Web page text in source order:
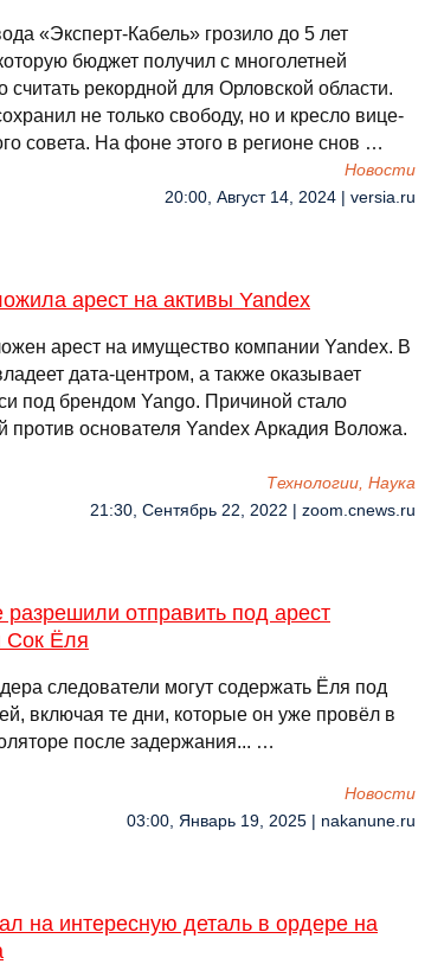
«Эксперт-Кабель» грозило до 5 лет
бюджет получил с многолетней
рекордной для Орловской области.
не только свободу, но и кресло вице-
совета. На фоне этого в регионе снов …
Новости
20:00, Август 14, 2024 | versia.ru
арест на активы Yandex
арест на имущество компании Yandex. В
дата-центром, а также оказывает
под брендом Yango. Причиной стало
против основателя Yandex Аркадия Воложа.
Технологии, Наука
21:30, Сентябрь 22, 2022 | zoom.cnews.ru
отправить под арест
Сок Ёля
следователи могут содержать Ёля под
включая те дни, которые он уже провёл в
после задержания... …
Новости
03:00, Январь 19, 2025 | nakanune.ru
на интересную деталь в ордере на